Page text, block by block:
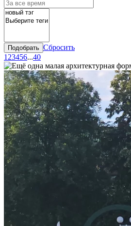
Подобрать Сбросить
1 23456...40